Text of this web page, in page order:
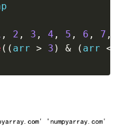
, 2 , 3 , 4 , 5 , 6 , 7 ,
( ( arr > 3 ) & ( arr <